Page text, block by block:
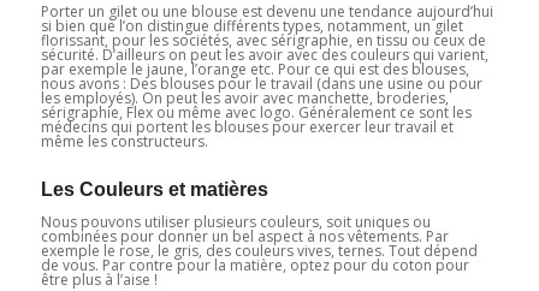
Porter un gilet ou une blouse est devenu une tendance aujourd’hui
si bien que l’on distingue différents types, notamment, un gilet
florissant, pour les sociétés, avec sérigraphie, en tissu ou ceux de
sécurité. D’ailleurs on peut les avoir avec des couleurs qui varient,
par exemple le jaune, l’orange etc. Pour ce qui est des blouses,
nous avons : Des blouses pour le travail (dans une usine ou pour
les employés). On peut les avoir avec manchette, broderies,
sérigraphie, Flex ou même avec logo. Généralement ce sont les
médecins qui portent les blouses pour exercer leur travail et
même les constructeurs.
Les Couleurs et matières
Nous pouvons utiliser plusieurs couleurs, soit uniques ou
combinées pour donner un bel aspect à nos vêtements. Par
exemple le rose, le gris, des couleurs vives, ternes. Tout dépend
de vous. Par contre pour la matière, optez pour du coton pour
être plus à l’aise !